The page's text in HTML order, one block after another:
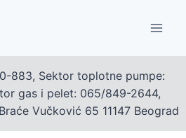
883, Sektor toplotne pumpe:
gas i pelet: 065/849-2644,
Vučković 65 11147 Beograd